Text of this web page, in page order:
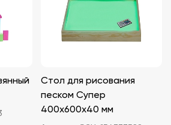
Стол для рисования
песком Супер
400х600х40 мм